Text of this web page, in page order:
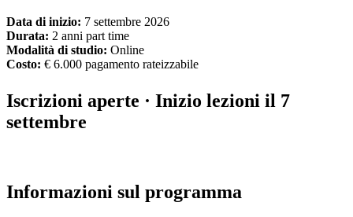
Data di inizio: 7 settembre 2026
Durata: 2 anni part time
Modalità di studio: Online
Costo: € 6.000 pagamento rateizzabile
Iscrizioni aperte · Inizio lezioni il 7
settembre
Informazioni sul programma